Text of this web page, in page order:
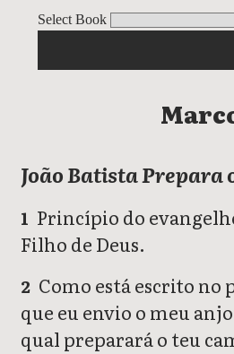
Select Book
Marcos
João Batista Prepara
1 Princípio do
Filho de Deus.
2 Como está escrito no
que eu envio o meu
qual preparará o teu